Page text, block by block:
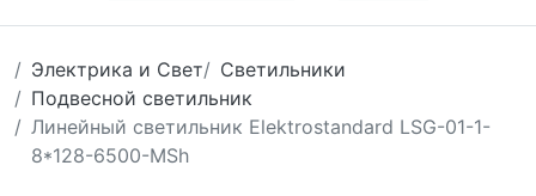
Электрика и Свет
Светильники
Подвесной светильник
Линейный светильник Elektrostandard LSG-01-1-
8*128-6500-MSh